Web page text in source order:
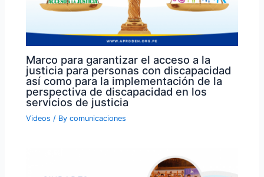
Marco para garantizar el acceso a la
justicia para personas con discapacidad
así como para la implementación de la
perspectiva de discapacidad en los
servicios de justicia
Videos / Bycomunicaciones